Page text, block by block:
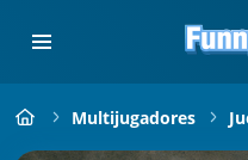
Multijugadores